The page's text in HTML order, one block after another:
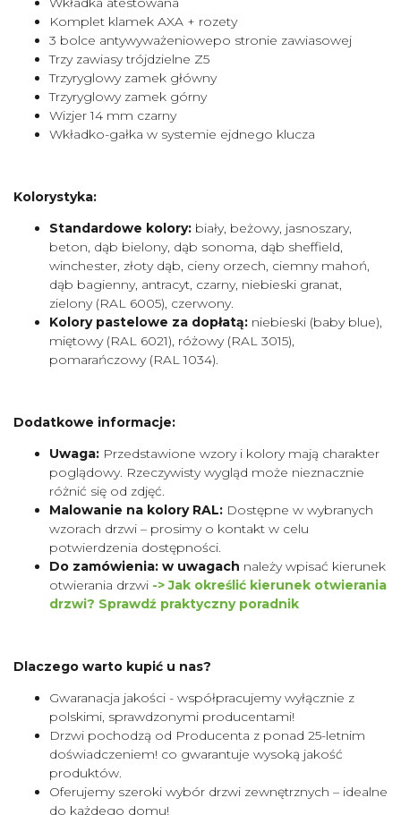
Komplet klamek AXA + rozety
3 bolce antywyważeniowepo stronie zawiasowej
Trzy zawiasy trójdzielne Z5
Trzyryglowy zamek główny
Trzyryglowy zamek górny
Wizjer 14 mm czarny
Wkładko-gałka w systemie ejdnego klucza
Kolorystyka:
Standardowe kolory: biały, beżowy, jasnoszary,
beton, dąb bielony, dąb sonoma, dąb sheffield,
winchester, złoty dąb, cieny orzech, ciemny mahoń,
dąb bagienny, antracyt, czarny, niebieski granat,
zielony (RAL 6005), czerwony.
Kolory pastelowe za dopłatą: niebieski (baby blue),
miętowy (RAL 6021), różowy (RAL 3015),
pomarańczowy (RAL 1034).
Dodatkowe informacje:
Uwaga: Przedstawione wzory i kolory mają charakter
poglądowy. Rzeczywisty wygląd może nieznacznie
różnić się od zdjęć.
Malowanie na kolory RAL: Dostępne w wybranych
wzorach drzwi – prosimy o kontakt w celu
potwierdzenia dostępności.
Do zamówienia: w uwagach należy wpisać kierunek
otwierania drzwi -> Jak określić kierunek otwierania
drzwi? Sprawdź praktyczny poradnik
Dlaczego warto kupić u nas?
Gwaranacja jakości - współpracujemy wyłącznie z
polskimi, sprawdzonymi producentami!
Drzwi pochodzą od Producenta z ponad 25-letnim
doświadczeniem! co gwarantuje wysoką jakość
produktów.
Oferujemy szeroki wybór drzwi zewnętrznych – idealne
do każdego domu!